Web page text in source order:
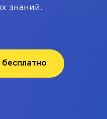
знаний.
бесплатно